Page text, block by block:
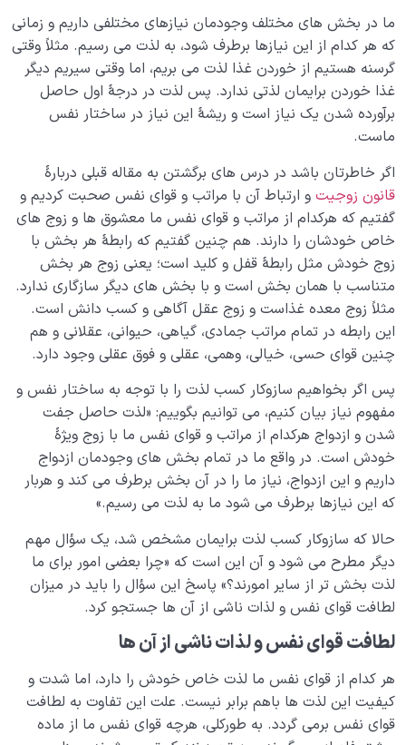
موضوع تفکر در رسیدن یا نرسیدن ما به مقصد چه نقشی
دارد؟
تفکر مثبت و سازنده چه تفکری است و چه آثاری دارد؟
مهم‌ترین اصول و قواعد تفکر چیست، چگونه فکر کنیم؟
آیا انسان اشرف مخلوقات است، چه عاملی انسان را متفاوت
می‌ کند؟
هدف خلقت و جایگاه انسان 0/7
نقش الگو در حیات انسان 0/18
نسبت دنیا به آخرت 0/24
مرگ یا تولد؟ 0/13
دنیا؛ باشگاه انسان‌سازی 0/8
چگونه انسان شویم؟
ما در بخش های مختلف وجودمان نیازهای مختلفی داریم و زمانی
که هر کدام از این نیازها برطرف شود، به لذت می رسیم. مثلاً وقتی
گرسنه هستیم از خوردن غذا لذت می بریم، اما وقتی سیریم دیگر
غذا خوردن برایمان لذتی ندارد. پس لذت در درجۀ اول حاصل
برآورده شدن یک نیاز است و ریشۀ این نیاز در ساختار نفس
ماست.
اگر خاطرتان باشد در درس های برگشتن به مقاله قبلی دربارۀ
قانون زوجیت و ارتباط آن با مراتب و قوای نفس صحبت کردیم و
گفتیم که هرکدام از مراتب و قوای نفس ما معشوق ها و زوج های
خاص خودشان را دارند. هم چنین گفتیم که رابطۀ هر بخش با
زوج خودش مثل رابطۀ قفل و کلید است؛ یعنی زوج هر بخش
متناسب با همان بخش است و با بخش های دیگر سازگاری ندارد.
مثلاً زوج معده غذاست و زوج عقل آگاهی و کسب دانش است.
این رابطه در تمام مراتب جمادی، گیاهی، حیوانی، عقلانی و هم
چنین قوای حسی، خیالی، وهمی، عقلی و فوق عقلی وجود دارد.
پس اگر بخواهیم سازوکار کسب لذت را با توجه به ساختار نفس و
مفهوم نیاز بیان کنیم، می توانیم بگوییم: «لذت حاصل جفت
شدن و ازدواج هرکدام از مراتب و قوای نفس ما با زوج ویژۀ
خودش است. در واقع ما در تمام بخش های وجودمان ازدواج
داریم و این ازدواج، نیاز ما را در آن بخش برطرف می کند و هربار
که این نیازها برطرف می شود ما به لذت می رسیم.»
حالا که سازوکار کسب لذت برایمان مشخص شد، یک سؤال مهم
دیگر مطرح می شود و آن این است که «چرا بعضی امور برای ما
لذت بخش تر از سایر امورند؟» پاسخ این سؤال را باید در میزان
لطافت قوای نفس و لذات ناشی از آن ها جستجو کرد.
لطافت قوای نفس و لذات ناشی از آن‌ ها
هر کدام از قوای نفس ما لذت خاص خودش را دارد، اما شدت و
کیفیت این لذت ها باهم برابر نیست. علت این تفاوت به لطافت
قوای نفس برمی گردد. به طورکلی، هرچه قوای نفس ما از ماده